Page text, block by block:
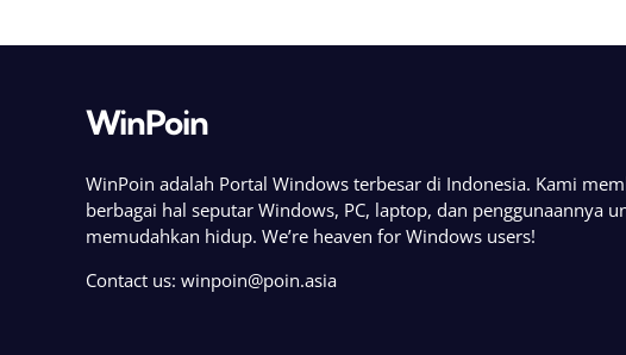
WinPoin
WinPoin adalah Portal Windows terbesar di Indonesia. Kami
berbagai hal seputar Windows, PC, laptop, dan penggunaannya
memudahkan hidup. We’re heaven for Windows users!
Contact us: winpoin@poin.asia